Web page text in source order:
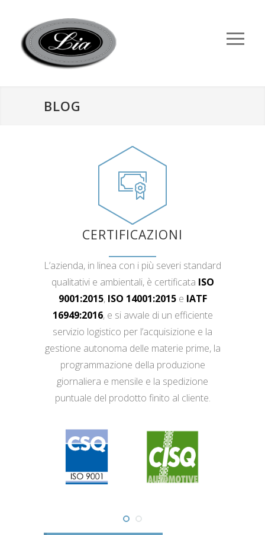
BLOG
CERTIFICAZIONI
L’azienda, in linea con i più severi standard
qualitativi e ambientali, è certificata ISO
9001:2015, ISO 14001:2015e IATF
16949:2016, e si avvale di un efficiente
servizio logistico per l’acquisizione e la
gestione autonoma delle materie prime, la
programmazione della produzione
giornaliera e mensile e la spedizione
puntuale del prodotto finito al cliente.